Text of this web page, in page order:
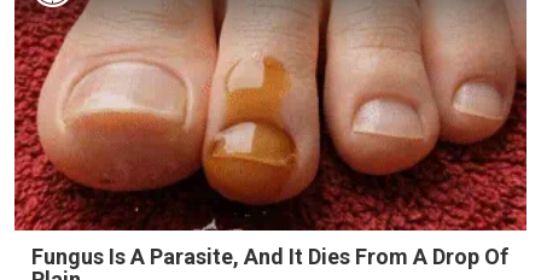
Fungus Is A Parasite, And It Dies From A Drop Of